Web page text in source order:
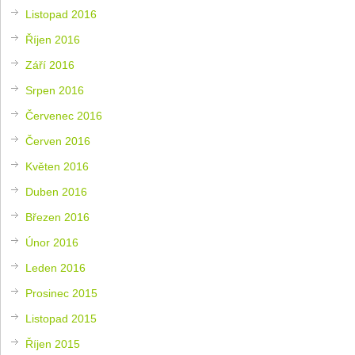
Listopad 2016
Říjen 2016
Září 2016
Srpen 2016
Červenec 2016
Červen 2016
Květen 2016
Duben 2016
Březen 2016
Únor 2016
Leden 2016
Prosinec 2015
Listopad 2015
Říjen 2015